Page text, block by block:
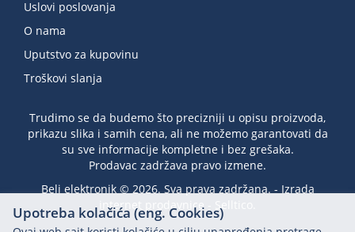
Uslovi poslovanja
O nama
Uputstvo za kupovinu
Troškovi slanja
Trudimo se da budemo što precizniji u opisu proizvoda,
prikazu slika i samih cena, ali ne možemo garantovati da
su sve informacije kompletne i bez grešaka.
Prodavac zadržava pravo izmene.
Beli elektronik © 2026. Sva prava zadržana. - Izrada
internet prodavnice
Selltico.
Upotreba kolačića (eng. Cookies)